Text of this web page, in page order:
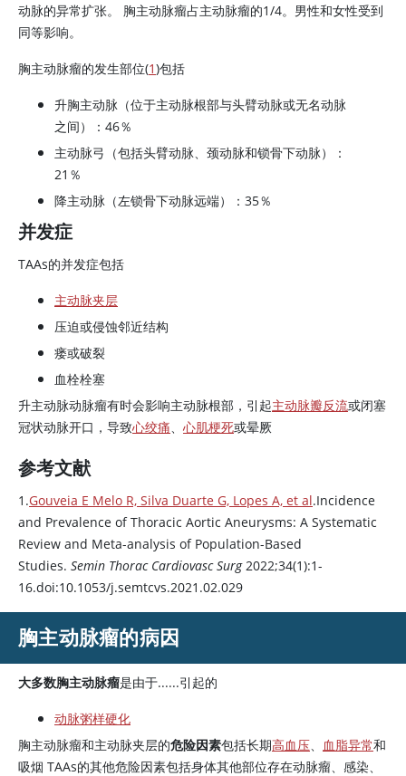
动脉的异常扩张。 胸主动脉瘤占主动脉瘤的1/4。男性和女性受到
同等影响。
胸主动脉瘤的发生部位(1)包括
升胸主动脉（位于主动脉根部与头臂动脉或无名动脉
之间）：46％
主动脉弓（包括头臂动脉、颈动脉和锁骨下动脉）：
21％
降主动脉（左锁骨下动脉远端）：35％
并发症
TAAs的并发症包括
主动脉夹层
压迫或侵蚀邻近结构
瘘或破裂
血栓栓塞
升主动脉动脉瘤有时会影响主动脉根部，引起主动脉瓣反流或闭塞
冠状动脉开口，导致心绞痛、 心肌梗死或晕厥
参考文献
1.Gouveia E Melo R, Silva Duarte G, Lopes A, et al.Incidence
and Prevalence of Thoracic Aortic Aneurysms: A Systematic
Review and Meta-analysis of Population-Based
Studies. Semin Thorac Cardiovasc Surg2022;34(1):1-
16.doi:10.1053/j.semtcvs.2021.02.029
胸主动脉瘤的病因
大多数胸主动脉瘤是由于......引起的
动脉粥样硬化
胸主动脉瘤和主动脉夹层的危险因素包括长期高血压、 血脂异常和
吸烟 TAAs的其他危险因素包括身体其他部位存在动脉瘤、感染、